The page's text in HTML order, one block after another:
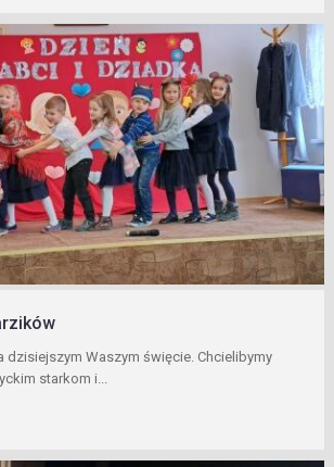
dzisiejszym Waszym święcie. Chcielibymy
starkom i...